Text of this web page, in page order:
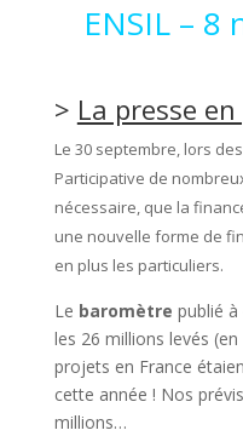
ENSIL – 8
> La presse
Le 30 septembre, lors
Participative de
nécessaire, que la
une nouvelle forme de
en plus les particuliers.
Le baromètre publié
les 26 millions levés
projets en France
cette année ! Nos
millions…